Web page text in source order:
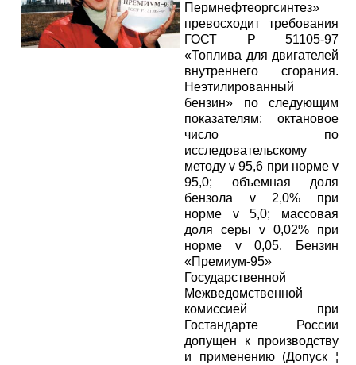
Пермнефтеоргсинтез»
превосходит требования
ГОСТ Р 51105-97
«Топлива для двигателей
внутреннего сгорания.
Неэтилированный
бензин» по следующим
показателям: октановое
число по
исследовательскому
методу v 95,6 при норме v
95,0; объемная доля
бензола v 2,0% при
норме v 5,0; массовая
доля серы v 0,02% при
норме v 0,05. Бензин
«Премиум-95»
Государственной
Межведомственной
комиссией при
Гостандарте России
допущен к производству
и применению (Допуск ¦